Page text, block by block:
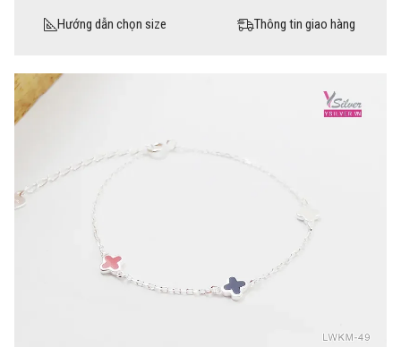
Hướng dẫn chọn size Thông tin giao hàng